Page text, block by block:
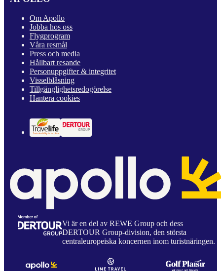
Om Apollo
Jobba hos oss
Flygprogram
Våra resmål
Press och media
Hållbart resande
Personuppgifter & integritet
Visselblåsning
Tillgänglighetsredogörelse
Hantera cookies
Vi är en del av REWE Group och dess
DERTOUR Group-division, den största
centraleuropeiska koncernen inom turistnäringen.